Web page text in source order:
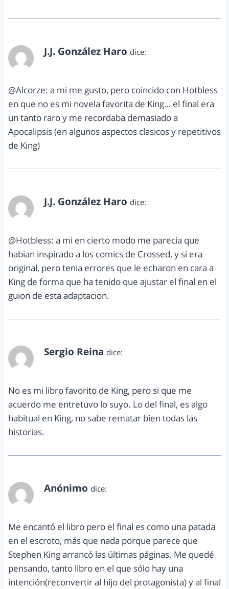
J.J. González Haro dice:
@Alcorze: a mi me gusto, pero coincido con Hotbless
en que no es mi novela favorita de King… el final era
un tanto raro y me recordaba demasiado a
Apocalipsis (en algunos aspectos clasicos y repetitivos
de King)
J.J. González Haro dice:
@Hotbless: a mi en cierto modo me parecia que
habian inspirado a los comics de Crossed, y si era
original, pero tenia errores que le echaron en cara a
King de forma que ha tenido que ajustar el final en el
guion de esta adaptacion.
Sergio Reina dice:
No es mi libro favorito de King, pero si que me
acuerdo me entretuvo lo suyo. Lo del final, es algo
habitual en King, no sabe rematar bien todas las
historias.
Anónimo dice:
Me encantó el libro pero el final es como una patada
en el escroto, más que nada porque parece que
Stephen King arrancó las últimas páginas. Me quedé
pensando, tanto libro en el que sólo hay una
intención(reconvertir al hijo del protagonista) y al final